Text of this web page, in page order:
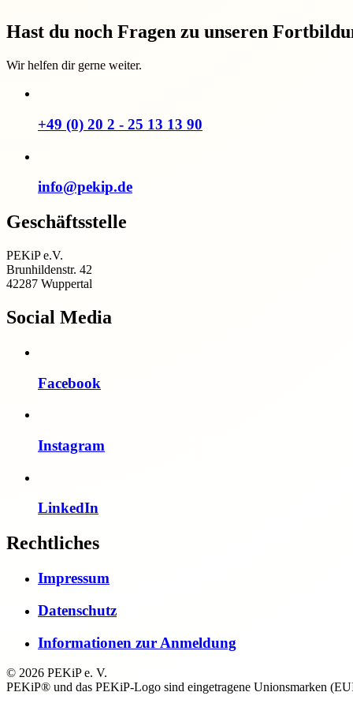
Hast du noch Fragen zu unseren
Wir helfen dir gerne weiter.
+49 (0) 20 2 - 25 13 13 90
info@pekip.de
Geschäftsstelle
PEKiP e.V.
Brunhildenstr. 42
42287 Wuppertal
Social Media
Facebook
Instagram
LinkedIn
Rechtliches
Impressum
Datenschutz
Informationen zur Anmeldung
© 2026 PEKiP e. V.
PEKiP® und das PEKiP-Logo sind eingetragene Unionsmarken